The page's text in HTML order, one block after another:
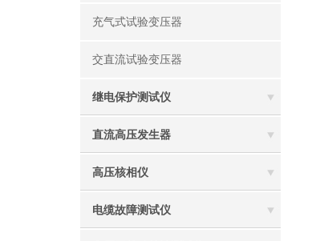
充气式试验变压器
交直流试验变压器
继电保护测试仪
直流高压发生器
高压核相仪
电缆故障测试仪